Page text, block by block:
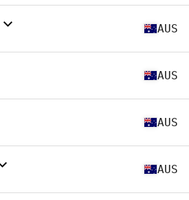
AUS
AUS
AUS
AUS